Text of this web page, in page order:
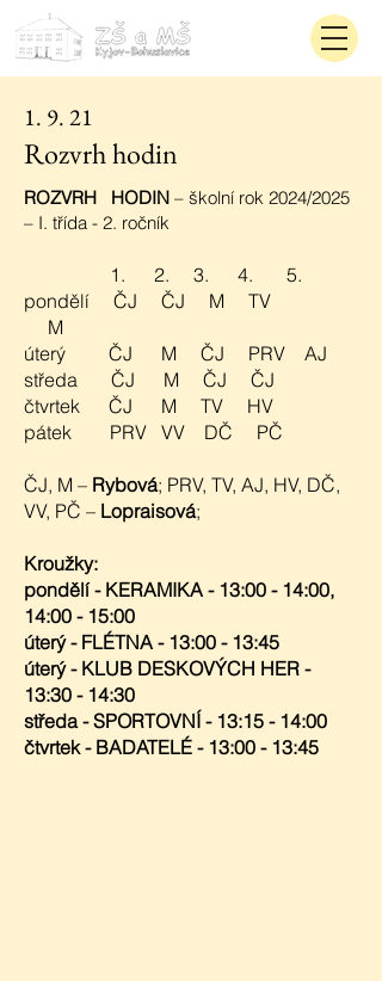
1. 9. 21
Rozvrh hodin
ROZVRH HODIN – školní rok 2024/2025
– I. třída - 2. ročník
1. 2. 3. 4. 5.
pondělí ČJ ČJ M TV
M
úterý ČJ M ČJ PRV AJ
středa ČJ M ČJ ČJ
čtvrtek ČJ M TV HV
pátek PRV VV DČ PČ
ČJ, M – Rybová; PRV, TV, AJ, HV, DČ,
VV, PČ – Lopraisová;
Kroužky:
pondělí - KERAMIKA - 13:00 - 14:00,
14:00 - 15:00
úterý - FLÉTNA - 13:00 - 13:45
úterý - KLUB DESKOVÝCH HER -
13:30 - 14:30
středa - SPORTOVNÍ - 13:15 - 14:00
čtvrtek - BADATELÉ - 13:00 - 13:45